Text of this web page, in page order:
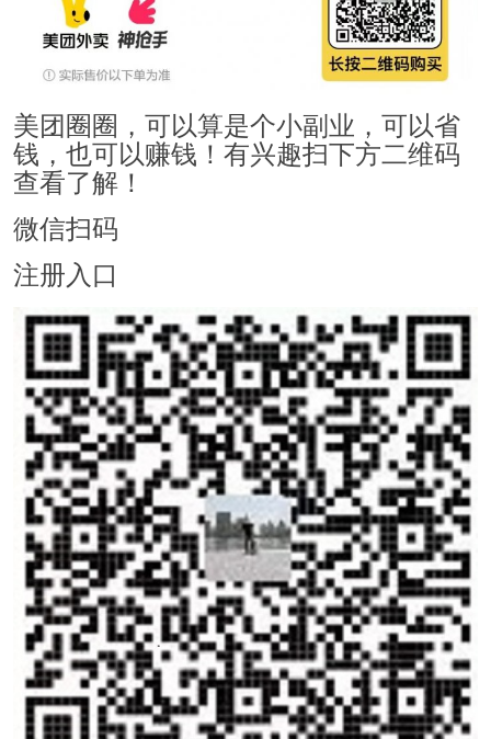
美团圈圈，可以算是个小副业，可以省
钱，也可以赚钱！有兴趣扫下方二维码
查看了解！
微信扫码
注册入口